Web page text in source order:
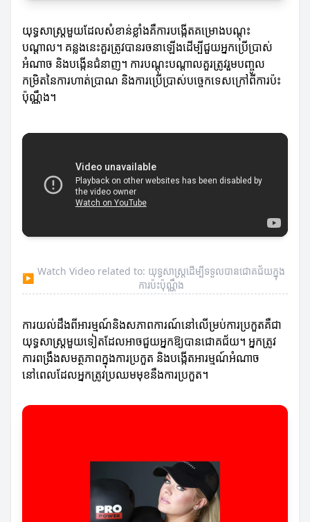
យុទ្ធសាស្ត្រមួយដែលសំខាន់ខ្លាំងគឺការបង្កើតគម្រោងបណ្តុះ
បណ្តាល។ គន្លងនេះគួរត្រូវបានរចនាឡើងដើម្បីជួយអ្នកប្រើប្រាស់
អំណាច និងបង្កើនជំនាញ។ ការបណ្តុះបណ្តាលគួរត្រូវរួមបញ្ចូល
កម្រិតនៃការហាត់ប្រាណ និងការប្រើប្រាស់បច្ចេកទេសក្រៅពីការប៉ះ
ប៉ុណ្ណឹង។
▶
Watch Video related to: យុទ្ធសាស្ត្រដើម្បីទទួលបានជោគជ័យក្នុង
ការប៉ះប៉ុណ្ណឹង
ការយល់ដឹងពីអារម្មណ៍និងសភាពការណ៍នៅលើម្រប់ការប្រកួតគឺជា
យុទ្ធសាស្ត្រមួយទៀតដែលអាចជួយអ្នកឱ្យបានជោគជ័យ។ អ្នកត្រូវ
ការពង្រឹងសមត្ថភាពក្នុងការប្រកួត និងបង្កើតអារម្មណ៍អំណាច
នៅពេលដែលអ្នកត្រូវប្រឈមមុខនឹងការប្រកួត។